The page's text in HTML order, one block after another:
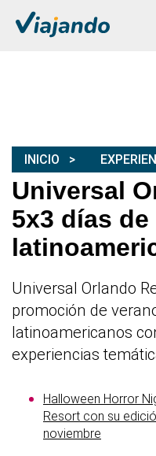
INICIO
Universal
5x3 días
Universal Orlando
promoción de
latinoamericanos
experiencias
Halloween Horror
Resort con su
noviembre